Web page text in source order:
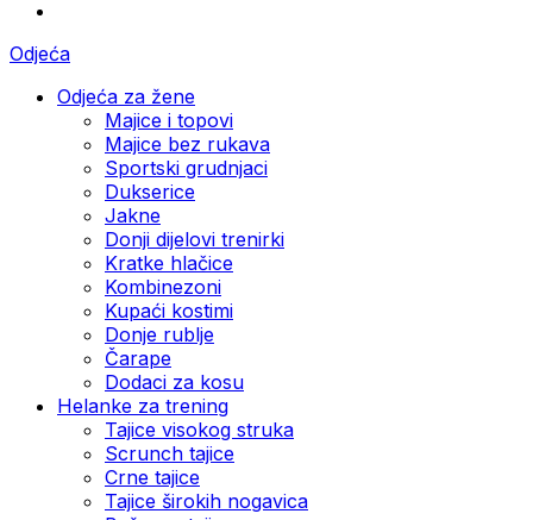
Odjeća
Odjeća za žene
Majice i topovi
Majice bez rukava
Sportski grudnjaci
Dukserice
Jakne
Donji dijelovi trenirki
Kratke hlačice
Kombinezoni
Kupaći kostimi
Donje rublje
Čarape
Dodaci za kosu
Helanke za trening
Tajice visokog struka
Scrunch tajice
Crne tajice
Tajice širokih nogavica